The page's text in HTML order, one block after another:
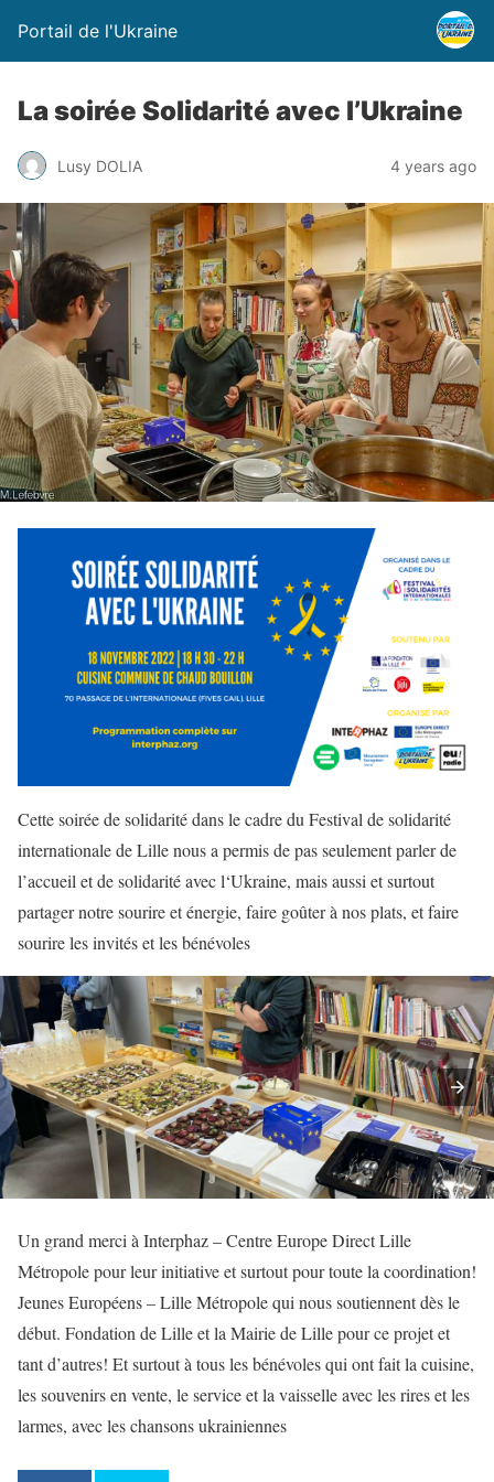
Portail de l'Ukraine
La soirée Solidarité avec l’Ukraine
Lusy DOLIA 4 years ago
Cette soirée de solidarité dans le cadre du Festival de solidarité
internationale de Lille nous a permis de pas seulement parler de
l’accueil et de solidarité avec l‘Ukraine, mais aussi et surtout
partager notre sourire et énergie, faire goûter à nos plats, et faire
sourire les invités et les bénévoles
Un grand merci à Interphaz – Centre Europe Direct Lille
Métropole pour leur initiative et surtout pour toute la coordination!
Jeunes Européens – Lille Métropole qui nous soutiennent dès le
début. Fondation de Lille et la Mairie de Lille pour ce projet et
tant d’autres! Et surtout à tous les bénévoles qui ont fait la cuisine,
les souvenirs en vente, le service et la vaisselle avec les rires et les
larmes, avec les chansons ukrainiennes